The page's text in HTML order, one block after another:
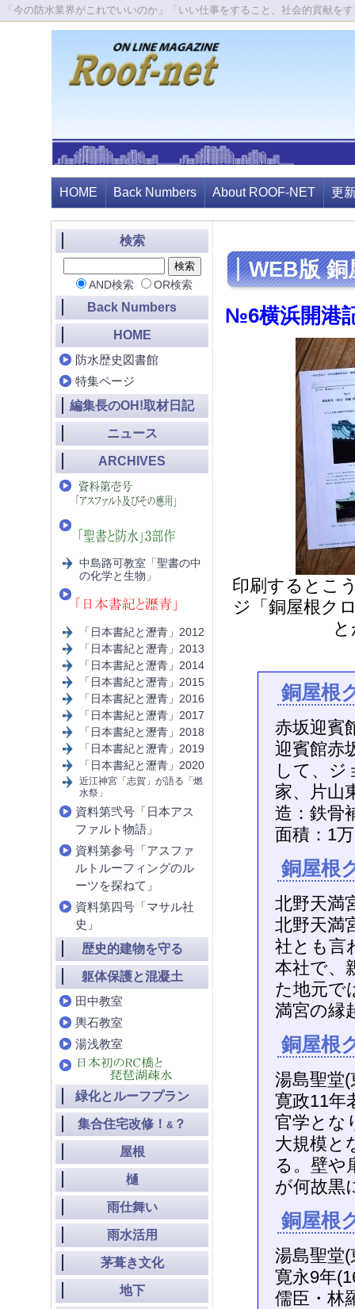
「今の防水業界がこれでいいのか」「いい仕事をすること、社会的貢献
HOME Back Numbers About ROOF-NET 更
WEB版 銅
№6横浜開港
印刷するとこ
ジ「銅屋根ク
銅屋根
赤坂迎賓
迎賓館赤
して、ジ
家、片山
造：鉄骨
面積：1
銅屋根
北野天満
北野天満
社とも言
本社で、
た地元で
満宮の縁
銅屋根
湯島聖堂
寛政11年
官学とな
大規模と
る。壁や
が何故黒
銅屋根
湯島聖堂
寛永9年
儒臣・林
検索
AND検索 OR検索
Back Numbers
HOME
防水歴史図書館
特集ページ
編集長のOH!取材日記
ニュース
ARCHIVES
中島路可教室「聖書の中
の化学と生物」
「日本書紀と瀝青」2012
「日本書紀と瀝青」2013
「日本書紀と瀝青」2014
「日本書紀と瀝青」2015
「日本書紀と瀝青」2016
「日本書紀と瀝青」2017
「日本書紀と瀝青」2018
「日本書紀と瀝青」2019
「日本書紀と瀝青」2020
近江神宮「志賀」が語る「燃
水祭」
資料第弐号「日本アス
ファルト物語」
資料第参号「アスファ
ルトルーフィングのル
ーツを探ねて」
資料第四号「マサル社
史」
歴史的建物を守る
躯体保護と混凝土
田中教室
輿石教室
湯浅教室
緑化とルーフプラン
集合住宅改修！ & ？
屋根
樋
雨仕舞い
雨水活用
茅葺き文化
地下